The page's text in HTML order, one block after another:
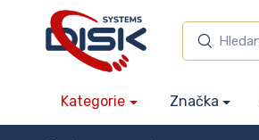
Kategorie Značka